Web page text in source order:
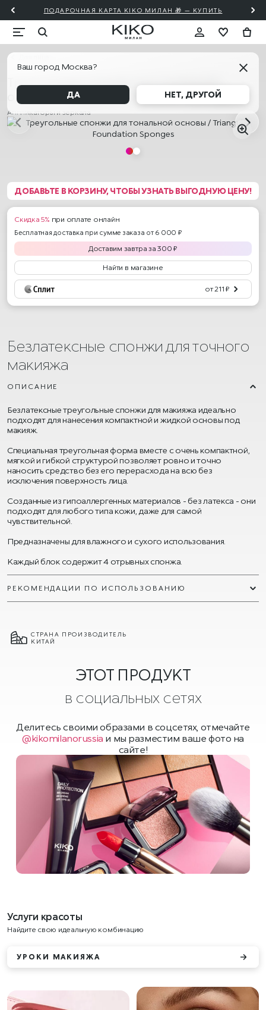
ПОДАРОЧНАЯ КАРТА KIKO МИЛАН 🎁 — КУПИТЬ
Ваш город Москва?
ДА НЕТ, ДРУГОЙ
Треугольные спонжи для тональной
основы / Triangular Foundation Sponges
Аппликаторы и зеркала
ДОБАВЬТЕ В КОРЗИНУ, ЧТОБЫ УЗНАТЬ ВЫГОДНУЮ ЦЕНУ!
Скидка 5% при оплате онлайн
Бесплатная доставка при сумме заказа от 6 000 ₽
Доставим завтра за300 ₽
Найти в магазине
от 211 ₽
Безлатексные спонжи для точного
макияжа
ОПИСАНИЕ
Безлатексные треугольные спонжи для макияжа идеально
подходят для нанесения компактной и жидкой основы под
макияж.
Специальная треугольная форма вместе с очень компактной,
мягкой и гибкой структурой позволяет ровно и точно
наносить средство без его перерасхода на всю без
исключения поверхность лица.
Созданные из гипоаллергенных материалов - без латекса - они
подходят для любого типа кожи, даже для самой
чувствительной.
Предназначены для влажного и сухого использования.
Каждый блок содержит 4 отрывных спонжа.
РЕКОМЕНДАЦИИ ПО ИСПОЛЬЗОВАНИЮ
СТРАНА ПРОИЗВОДИТЕЛЬ
КИТАЙ
ЭТОТ ПРОДУКТ
в социальных сетях
Делитесь своими образами в соцсетях, отмечайте
@kikomilanorussia и мы разместим ваше фото на
сайте!
Услуги красоты
Найдите свою идеальную комбинацию
УРОКИ МАКИЯЖА